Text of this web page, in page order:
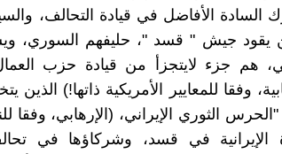
السادة الأفاضل في قيادة التحالف،
يقود جيش " قسد "، حليفهم السوري،
هم جزء لايتجزأ من قيادة حزب
وفقا للمعايير الأمريكية ذاتها!)
"الحرس الثوري الإيراني، (الإرهابي،
الإيرانية في قسد، وشركاؤها في